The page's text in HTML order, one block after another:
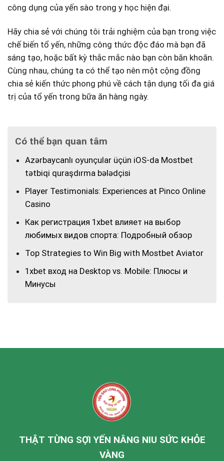
⁤công dụng của yến sào trong y học hiện đại.
Hãy chia sẻ với chúng tôi trải ⁣nghiệm⁤ của bạn trong việc
⁢chế biến ‌tổ yến, những công thức độc ⁣đáo mà bạn đã
sáng tạo, hoặc bất​ kỳ thắc​ mắc nào bạn còn băn⁢ khoăn.
Cùng nhau, chúng ta ‍có ⁢thể tạo nên một cộng đồng
chia sẻ kiến thức phong phú về cách tận dụng tối đa giá
trị của tổ yến trong bữa ăn hàng ngày.
Có thể bạn quan tâm
Azərbaycanlı oyunçular üçün iOS-da Mostbet
tətbiqi quraşdırma bələdçisi
Player Testimonials: Experiences at Pinco Online
Casino
Как регистрация 1xbet влияет на выбор
любимых видов спорта: Подробный обзор
Top Strategies to Win Big with Mostbet Aviator
1xbet вход на Desktop vs. Mobile: Плюсы и
Минусы
THẬT TỪNG SỢI YẾN NÂNG NIU SỨC KHỎE
VÀNG